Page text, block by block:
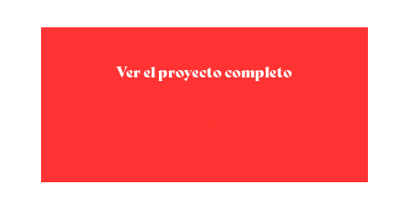
Ver el proyecto completo